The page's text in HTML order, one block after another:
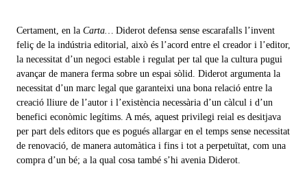
Certament, en la Carta…
Diderot defensa sense escarafalls l’invent
feliç de la indústria editorial, això és l’acord entre el creador i l’editor,
la necessitat d’un negoci estable i regulat per tal que la cultura pugui
avançar de manera ferma sobre un espai sòlid. Diderot argumenta la
necessitat d’un marc legal que garanteixi una bona relació entre la
creació lliure de l’autor i l’existència necessària d’un càlcul i d’un
benefici econòmic legítims. A més, aquest privilegi reial es desitjava
per part dels editors que es pogués allargar en el temps sense necessitat
de renovació, de manera automàtica i fins i tot a perpetuïtat, com una
compra d’un bé; a la qual cosa també s’hi avenia Diderot.